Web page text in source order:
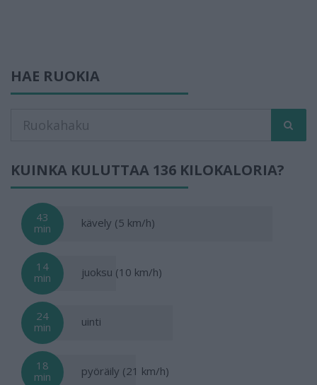
HAE RUOKIA
KUINKA KULUTTAA 136 KILOKALORIA?
43
min
kävely (5 km/h)
14
min
juoksu (10 km/h)
24
min
uinti
18
min
pyöräily (21 km/h)